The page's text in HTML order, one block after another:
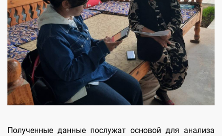
Полученные данные послужат основой для анализа